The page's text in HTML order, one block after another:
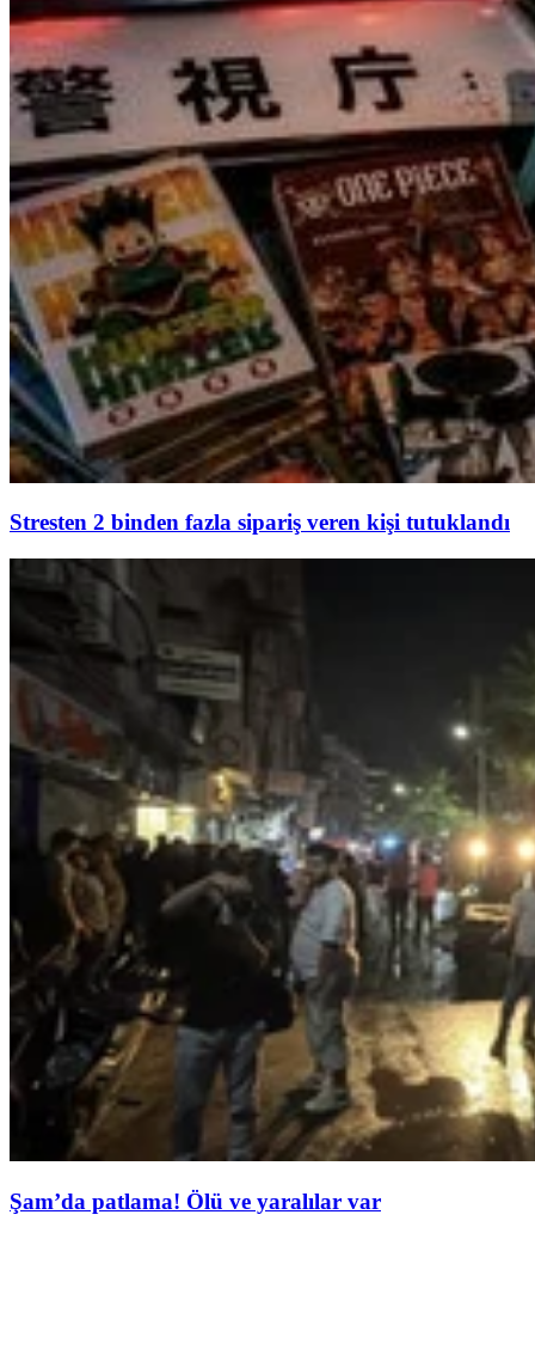
Stresten 2 binden fazla sipariş veren kişi tutuklandı
Şam’da patlama! Ölü ve yaralılar var